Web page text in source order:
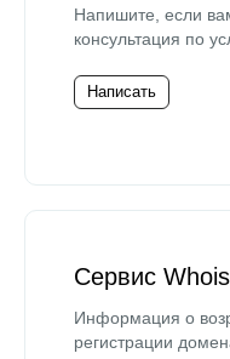
Напишите, если
консультация по
Написать
Сервис Whois
Информация о
регистрации